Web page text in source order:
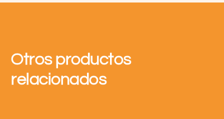
Otros productos
relacionados